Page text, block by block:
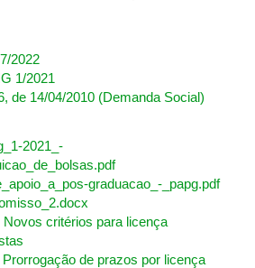
2022
1/2021
de 14/04/2010 (Demanda Social)
2021_-
graduacao_-_papg.pdf
Novos critérios para licença
Prorrogação de prazos por licença